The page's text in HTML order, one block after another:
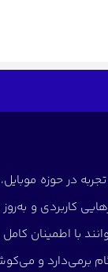
در حوزه
کاربردی و
با اطمینان
برمی‌دارد و